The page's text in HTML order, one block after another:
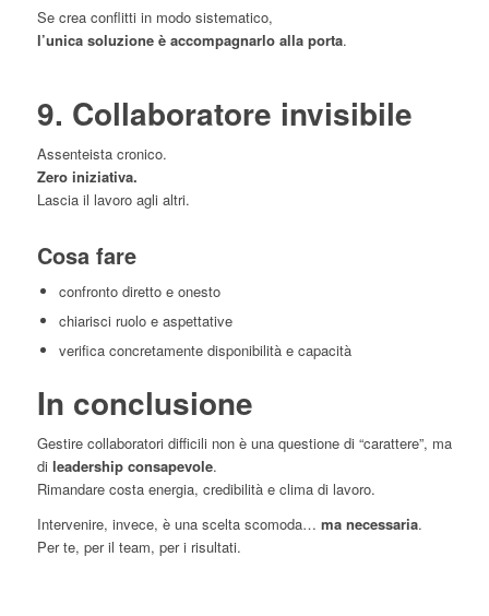
Se crea conflitti in modo sistematico,
l’unica soluzione è accompagnarlo alla porta.
9. Collaboratore invisibile
Assenteista cronico.
Zero iniziativa.
Lascia il lavoro agli altri.
Cosa fare
confronto diretto e onesto
chiarisci ruolo e aspettative
verifica concretamente disponibilità e capacità
In conclusione
Gestire collaboratori difficili non è una questione di “carattere”, ma
di leadership consapevole.
Rimandare costa energia, credibilità e clima di lavoro.
Intervenire, invece, è una scelta scomoda… ma necessaria.
Per te, per il team, per i risultati.